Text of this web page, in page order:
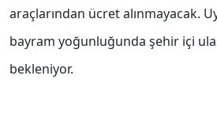
araçlarından ücret alınmayacak.
bayram yoğunluğunda şehir içi
bekleniyor.